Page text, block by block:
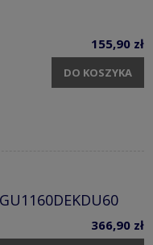
155,90 zł
DO KOSZYKA
366,90 zł